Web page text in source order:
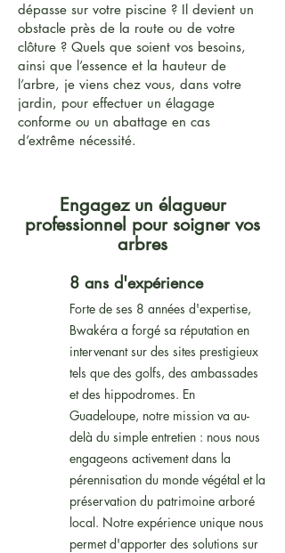
dépasse sur votre piscine ? Il devient un
obstacle près de la route ou de votre
clôture ? Quels que soient vos besoins,
ainsi que l’essence et la hauteur de
l’arbre, je viens chez vous, dans votre
jardin, pour effectuer un élagage
conforme ou un abattage en cas
d’extrême nécessité.
Engagez un élagueur
professionnel pour soigner vos
arbres
8 ans d'expérience
Forte de ses 8 années d'expertise,
Bwakéra a forgé sa réputation en
intervenant sur des sites prestigieux
tels que des golfs, des ambassades
et des hippodromes. En
Guadeloupe, notre mission va au-
delà du simple entretien : nous nous
engageons activement dans la
pérennisation du monde végétal et la
préservation du patrimoine arboré
local. Notre expérience unique nous
permet d'apporter des solutions sur